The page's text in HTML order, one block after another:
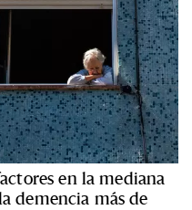
en la mediana
demencia más de